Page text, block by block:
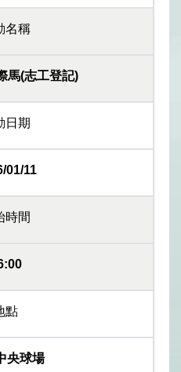
名稱
馬(志工登記)
日期
01/11
時間
點
央球場